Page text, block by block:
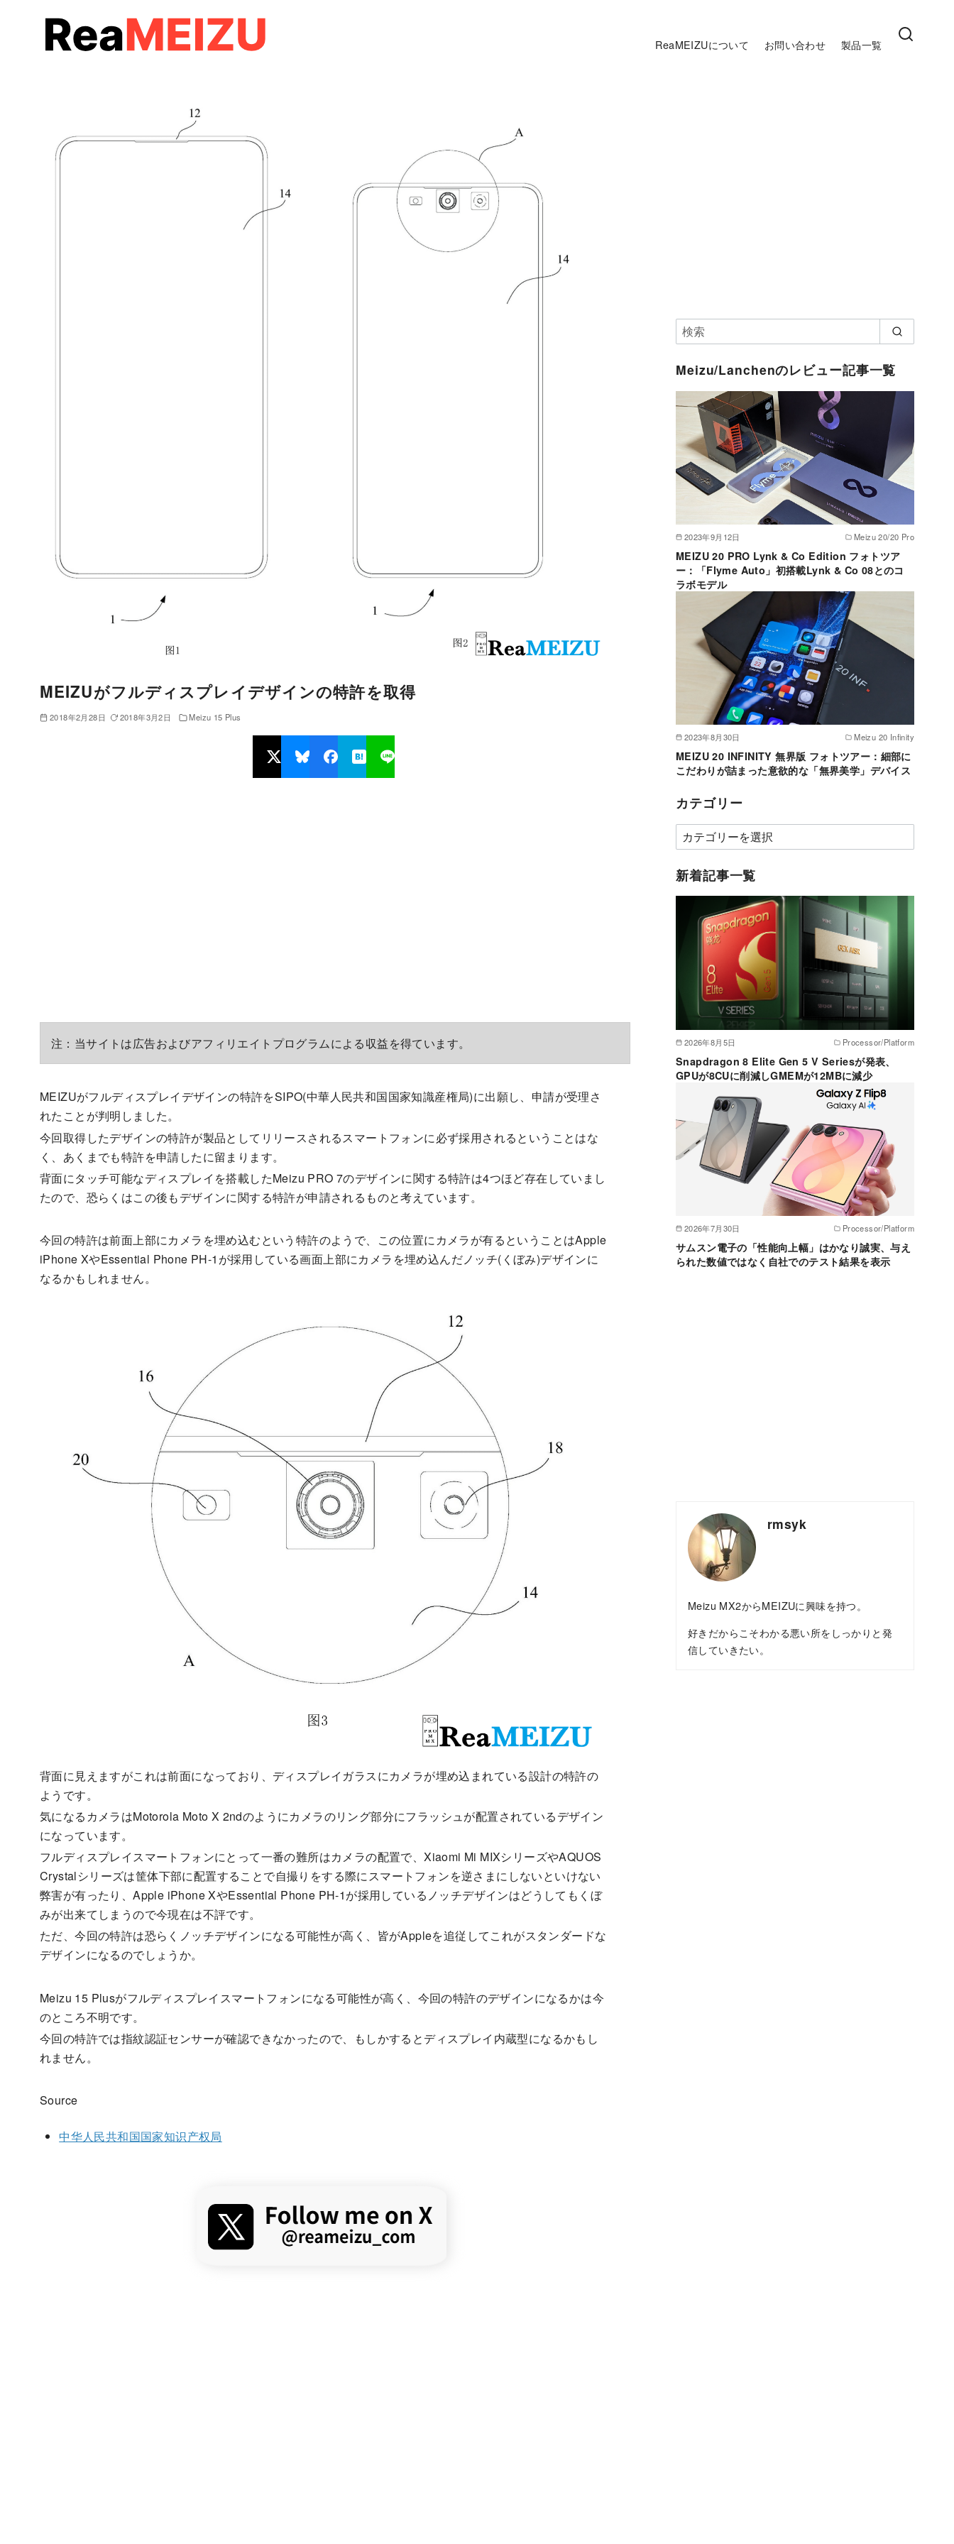
ReaMEIZUについて お問い合わせ 製品一覧
MEIZUがフルディスプレイデザインの特許を取得
2018年2月28日 2018年3月2日 Meizu 15 Plus
注：当サイトは広告およびアフィリエイトプログラムによる収益を得ています。
MEIZUがフルディスプレイデザインの特許をSIPO(中華人民共和国国家知識産権局)に出願し、申請が受理さ
れたことが判明しました。
今回取得したデザインの特許が製品としてリリースされるスマートフォンに必ず採用されるということはな
く、あくまでも特許を申請したに留まります。
背面にタッチ可能なディスプレイを搭載したMeizu PRO 7のデザインに関する特許は4つほど存在していまし
たので、恐らくはこの後もデザインに関する特許が申請されるものと考えています。
今回の特許は前面上部にカメラを埋め込むという特許のようで、この位置にカメラが有るということはApple
iPhone XやEssential Phone PH-1が採用している画面上部にカメラを埋め込んだノッチ(くぼみ)デザインに
なるかもしれません。
背面に見えますがこれは前面になっており、ディスプレイガラスにカメラが埋め込まれている設計の特許の
ようです。
気になるカメラはMotorola Moto X 2ndのようにカメラのリング部分にフラッシュが配置されているデザイン
になっています。
フルディスプレイスマートフォンにとって一番の難所はカメラの配置で、Xiaomi Mi MIXシリーズやAQUOS
Crystalシリーズは筐体下部に配置することで自撮りをする際にスマートフォンを逆さまにしないといけない
弊害が有ったり、Apple iPhone XやEssential Phone PH-1が採用しているノッチデザインはどうしてもくぼ
みが出来てしまうので今現在は不評です。
ただ、今回の特許は恐らくノッチデザインになる可能性が高く、皆がAppleを追従してこれがスタンダードな
デザインになるのでしょうか。
Meizu 15 Plusがフルディスプレイスマートフォンになる可能性が高く、今回の特許のデザインになるかは今
のところ不明です。
今回の特許では指紋認証センサーが確認できなかったので、もしかするとディスプレイ内蔵型になるかもし
れません。
Source
中华人民共和国国家知识产权局
Meizu/Lanchenのレビュー記事一覧
2023年9月12日 Meizu 20/20 Pro
MEIZU 20 PRO Lynk & Co Edition フォトツア
ー：「Flyme Auto」初搭載Lynk & Co 08とのコ
ラボモデル
2023年8月30日 Meizu 20 Infinity
MEIZU 20 INFINITY 無界版 フォトツアー：細部に
こだわりが詰まった意欲的な「無界美学」デバイス
カテゴリー
カ
テ
ゴ
新着記事一覧
2026年8月5日 Processor/Platform
Snapdragon 8 Elite Gen 5 V Seriesが発表、
GPUが8CUに削減しGMEMが12MBに減少
2026年7月30日 Processor/Platform
サムスン電子の「性能向上幅」はかなり誠実、与え
られた数値ではなく自社でのテスト結果を表示
rmsyk
Meizu MX2からMEIZUに興味を持つ。
好きだからこそわかる悪い所をしっかりと発
信していきたい。